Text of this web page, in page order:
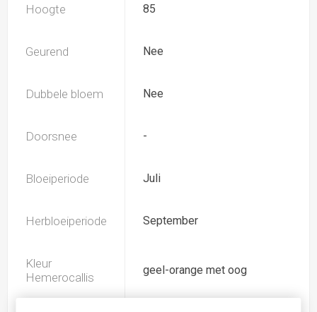
Hoogte 85
Geurend Nee
Dubbele bloem Nee
Doorsnee -
Bloeiperiode Juli
Herbloeiperiode September
Kleur
Hemerocallis
geel-orange met oog